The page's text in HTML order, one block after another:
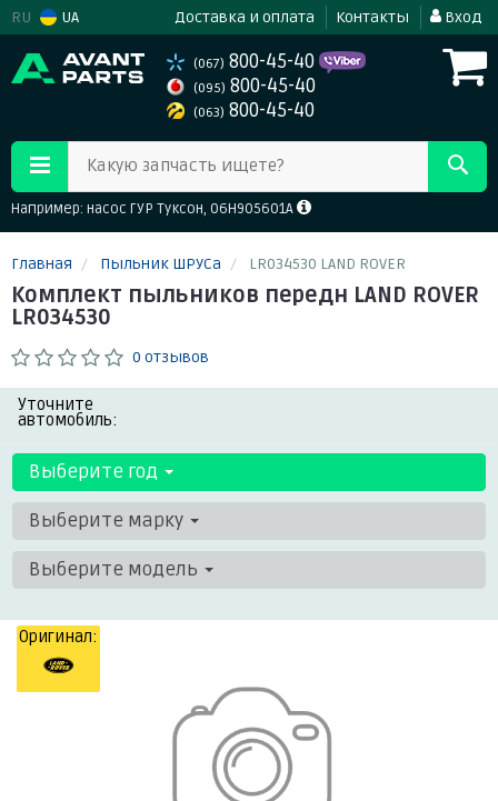
RU UA Доставка и оплата Контакты Вход
(067) 800-45-40
(095) 800-45-40
(063) 800-45-40
Какую запчасть ищете?
Например: насос ГУР Туксон, 06H905601A
Главная Пыльник ШРУСа LR034530 LAND ROVER
Комплект пыльников передн LAND ROVER
LR034530
0 отзывов
Уточните
автомобиль:
Выберите год
Выберите марку
Выберите модель
Оригинал: